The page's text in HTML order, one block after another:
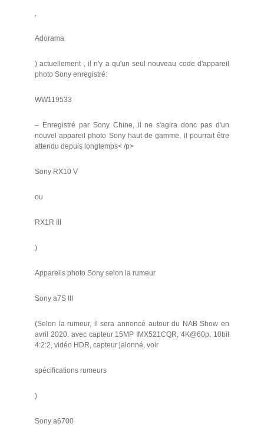
,
Adorama
) actuellement , il n'y a qu'un seul nouveau code d'appareil
photo Sony enregistré:
WW119533
– Enregistré par Sony Chine, il ne s'agira donc pas d'un
nouvel appareil photo Sony haut de gamme, il pourrait être
attendu depuis longtemps< /p>
Sony RX10 V
ou
RX1R III
)
Appareils photo Sony selon la rumeur
Sony a7S III
(Selon la rumeur, il sera annoncé autour du NAB Show en
avril 2020. avec capteur 15MP IMX521CQR, 4K@60p, 10bit
4:2:2, vidéo HDR, capteur jalonné, voir
spécifications rumeurs
)
Sony a6700